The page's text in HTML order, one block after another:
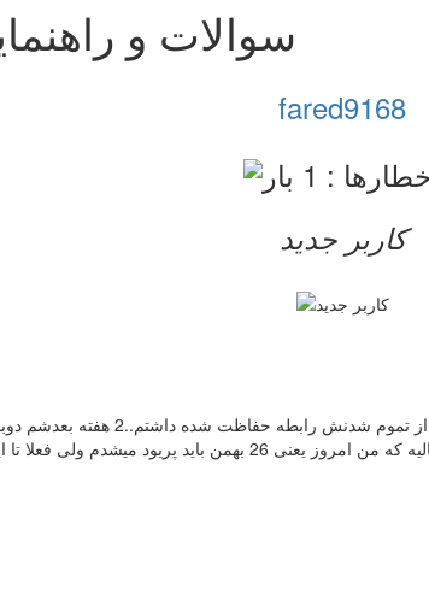
سوالات و
fared9168
کاربر جدید